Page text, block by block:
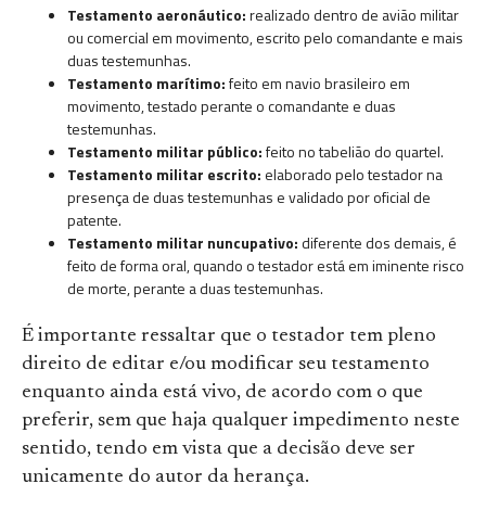
Testamento aeronáutico:realizado dentro de avião militar
ou comercial em movimento, escrito pelo comandante e mais
duas testemunhas.
Testamento marítimo:feito em navio brasileiro em
movimento, testado perante o comandante e duas
testemunhas.
Testamento militar público:feito no tabelião do quartel.
Testamento militar escrito: elaborado pelo testador na
presença de duas testemunhas e validado por oficial de
patente.
Testamento militar nuncupativo:diferente dos demais, é
feito de forma oral, quando o testador está em iminente risco
de morte, perante a duas testemunhas.
É importante ressaltar que o testador tem pleno
direito de editar e/ou modificar seu testamento
enquanto ainda está vivo, de acordo com o que
preferir, sem que haja qualquer impedimento neste
sentido, tendo em vista que a decisão deve ser
unicamente do autor da herança.